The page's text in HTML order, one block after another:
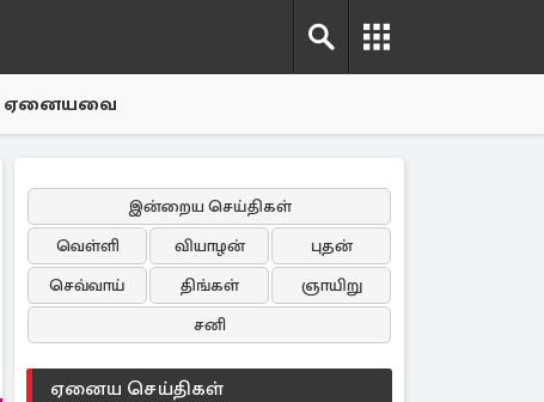
ஏனையவை
இன்றைய செய்திகள்
வெள்ளி
வியாழன்
புதன்
செவ்வாய்
திங்கள்
ஞாயிறு
சனி
ஏனைய செய்திகள்